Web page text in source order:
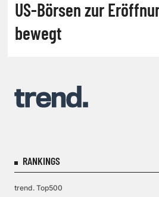
US-Börsen zur
bewegt
RANKINGS
trend. Top500